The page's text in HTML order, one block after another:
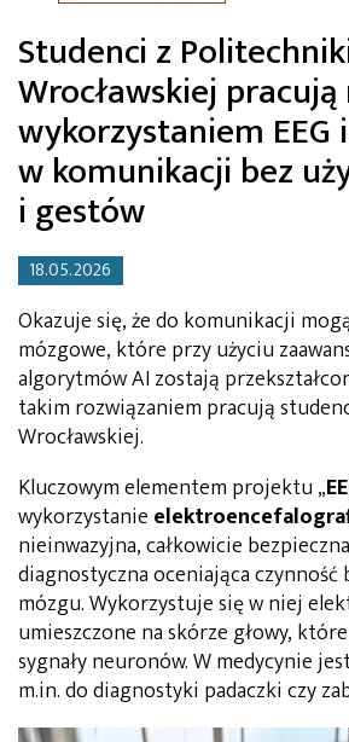
Studenci z
Wrocławskiej pracują
wykorzystaniem EEG
w komunikacji bez
i gestów
18.05.2026
Okazuje się, że do komunikacji
mózgowe, które przy użyciu
algorytmów AI zostają
takim rozwiązaniem pracują
Wrocławskiej.
Kluczowym elementem projektu „
wykorzystanie
nieinwazyjna, całkowicie
diagnostyczna oceniająca
mózgu. Wykorzystuje się w niej
umieszczone na skórze głowy,
sygnały neuronów. W medycynie
m.in. do diagnostyki padaczki czy